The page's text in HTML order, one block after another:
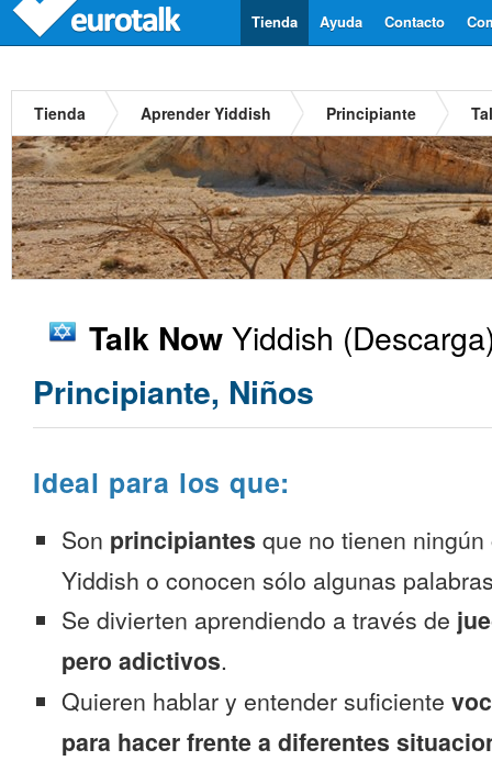
Contacto
Ayuda
Tienda
Tienda Aprender Yiddish Principiante
Talk NowYiddish
Principiante, Niños
Ideal para los que:
Son principiantes que no tienen
Yiddish o conocen sólo algunas
Se divierten aprendiendo a través de
pero adictivos.
Quieren hablar y entender suficiente
para hacer frente a diferentes